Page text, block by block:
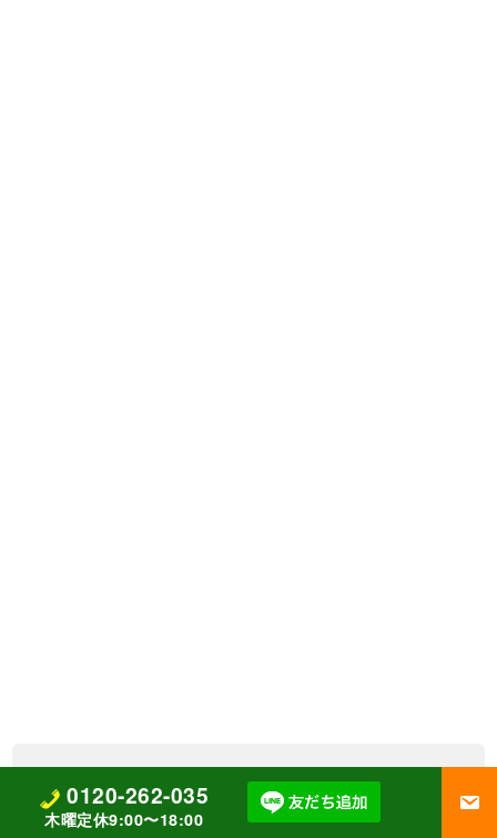
0120-262-035
木曜定休9:00〜18:00